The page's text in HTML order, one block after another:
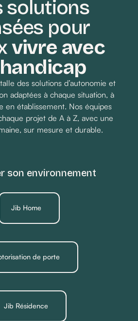
un devis
solutions
pour
vivre avec
des solutions d’autonomie et
adaptées à chaque situation, à
en établissement. Nos équipes
projet de A à Z, avec une
sur mesure et durable.
son environnement
Jib Home
de porte
Jib Résidence